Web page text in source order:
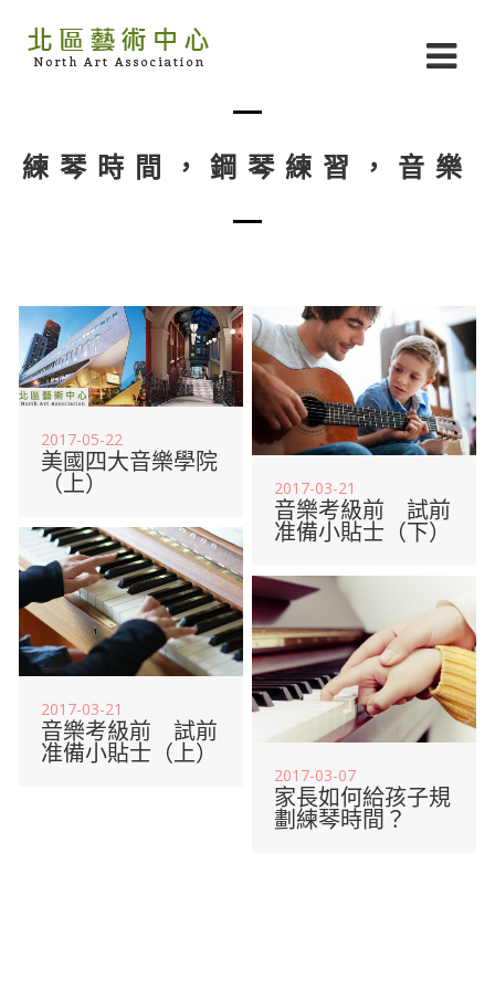
練琴時間，鋼琴練習，音樂
2017-05-22
美國四大音樂學院
（上） 2017-03-21
音樂考級前 試前
准備小貼士（下）
2017-03-21
音樂考級前 試前
准備小貼士（上）
2017-03-07
家長如何給孩子規
劃練琴時間？